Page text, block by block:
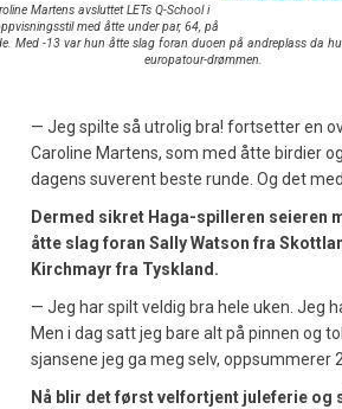
Martens avsluttet LETs Q-School i
med åtte under par, 64, på
Med -13 var hun åtte slag foran duoen på andreplass da
europatour-drømmen.
— Jeg spilte så utrolig bra! fortsetter en
Caroline Martens, som med åtte birdier
dagens suverent beste runde. Og det
Dermed sikret Haga-spilleren seieren
åtte slag foran Sally Watson fra
Kirchmayr fra Tyskland.
— Jeg har spilt veldig bra hele uken. Jeg
Men i dag satt jeg bare alt på pinnen og
sjansene jeg ga meg selv, oppsummerer
Nå blir det først velfortjent juleferie og